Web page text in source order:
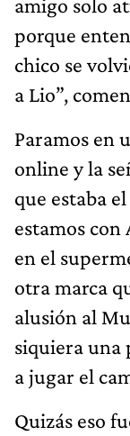
porque
chico se
a Lio”,
Paramos en
online y la
que estaba
estamos con
en el
otra marca
alusión al
siquiera una
a jugar el
Quizás eso